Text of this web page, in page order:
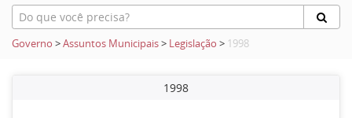
Governo >Assuntos Municipais> Legislação > 1998
1998